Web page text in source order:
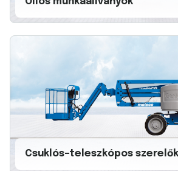
Csuklós–teleszkópos